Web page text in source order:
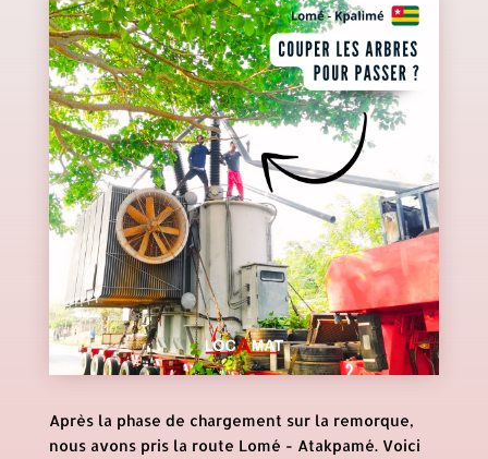
Après la phase de chargement sur la remorque,
nous avons pris la route Lomé - Atakpamé. Voici